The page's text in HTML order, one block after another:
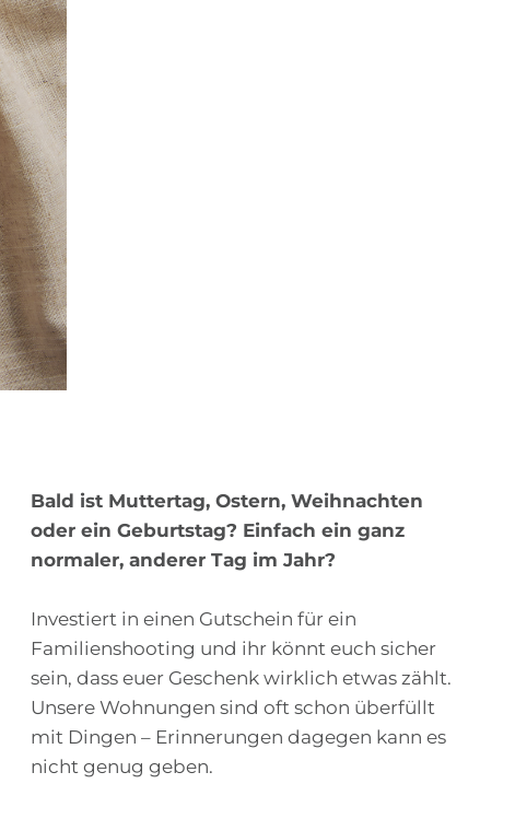
Bald ist Muttertag, Ostern, Weihnachten
oder ein Geburtstag? Einfach ein ganz
normaler, anderer Tag im Jahr?
Investiert in einen Gutschein für ein
Familienshooting und ihr könnt euch sicher
sein, dass euer Geschenk wirklich etwas zählt.
Unsere Wohnungen sind oft schon überfüllt
mit Dingen – Erinnerungen dagegen kann es
nicht genug geben.